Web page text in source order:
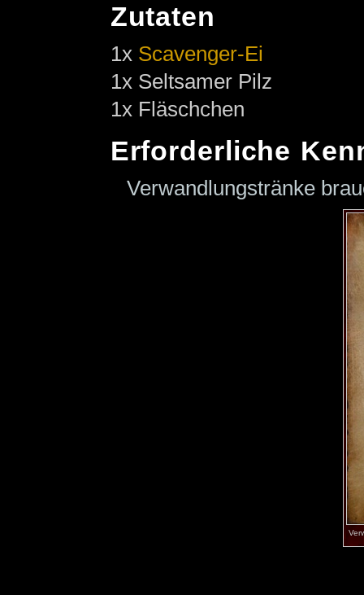
Zutaten
1x Scavenger-Ei
1x Seltsamer Pilz
1x Fläschchen
Erforderliche
Verwandlungstränke